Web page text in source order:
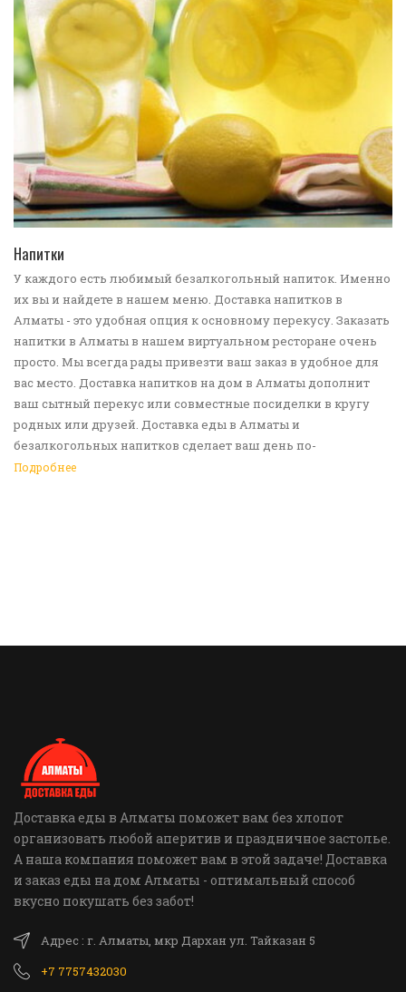
Напитки
У каждого есть любимый безалкогольный напиток. Именно
их вы и найдете в нашем меню. Доставка напитков в
Алматы - это удобная опция к основному перекусу. Заказать
напитки в Алматы в нашем виртуальном ресторане очень
просто. Мы всегда рады привезти ваш заказ в удобное для
вас место. Доставка напитков на дом в Алматы дополнит
ваш сытный перекус или совместные посиделки в кругу
родных или друзей. Доставка еды в Алматы и
безалкогольных напитков сделает ваш день по-
настоящему ярким и беззаботным. Обращайтесь к нам за
Подробнее
Доставка еды в Алматы поможет вам без хлопот
организовать любой аперитив и праздничное застолье.
А наша компания поможет вам в этой задаче! Доставка
и заказ еды на дом Алматы - оптимальный способ
вкусно покушать без забот!
Адрес : г. Алматы, мкр Дархан ул. Тайказан 5
+7 7757432030